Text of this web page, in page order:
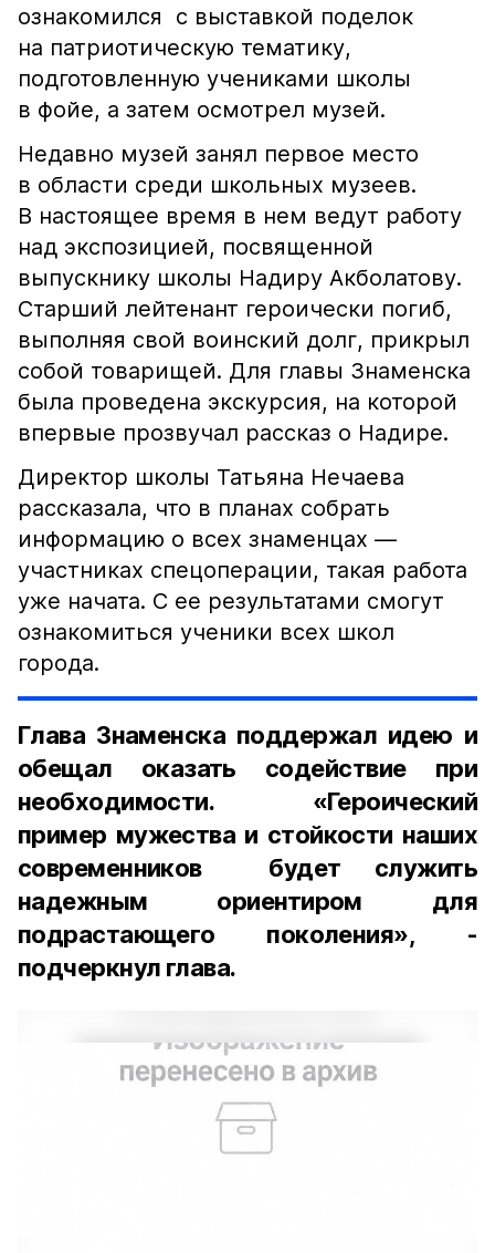
ознакомился с выставкой поделок
на патриотическую тематику,
подготовленную учениками школы
в фойе, а затем осмотрел музей.
Недавно музей занял первое место
в области среди школьных музеев.
В настоящее время в нем ведут работу
над экспозицией, посвященной
выпускнику школы Надиру Акболатову.
Старший лейтенант героически погиб,
выполняя свой воинский долг, прикрыл
собой товарищей. Для главы Знаменска
была проведена экскурсия, на которой
впервые прозвучал рассказ о Надире.
Директор школы Татьяна Нечаева
рассказала, что в планах собрать
информацию о всех знаменцах —
участниках спецоперации, такая работа
уже начата. С ее результатами смогут
ознакомиться ученики всех школ
города.
Глава Знаменска поддержал идею и
обещал оказать содействие при
необходимости. «Героический
пример мужества и стойкости наших
современников будет служить
надежным ориентиром для
подрастающего поколения», -
подчеркнул глава.